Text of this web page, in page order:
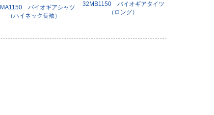
バイオギアシャツ
（ハイネック長袖）
32MB1150 バイオギアタイツ
（ロング）